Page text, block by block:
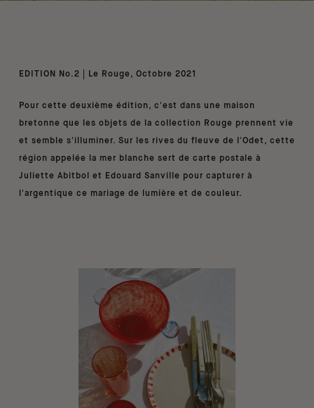
EDITION No.2 | Le Rouge, Octobre 2021
Pour cette deuxième édition, c'est dans une maison
bretonne que les objets de la collection Rouge prennent vie
et semble s'illuminer. Sur les rives du fleuve de l'Odet, cette
région appelée la mer blanche sert de carte postale à
Juliette Abitbol et Edouard Sanville pour capturer à
l'argentique ce mariage de lumière et de couleur.